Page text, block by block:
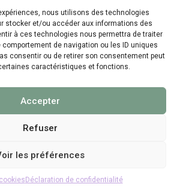
nous utilisons des technologies
stocker et/ou accéder aux informations des
à ces technologies nous permettra de traiter
de navigation ou les ID uniques
consentir ou de retirer son consentement peut
caractéristiques et fonctions.
Accepter
Refuser
les préférences
Déclaration de confidentialité
WebKit